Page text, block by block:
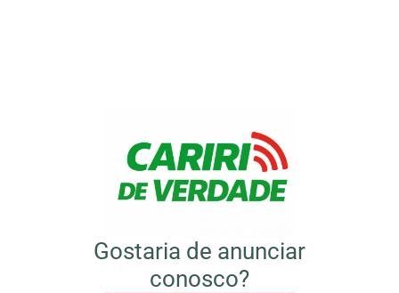
Gostaria de anunciar
conosco?